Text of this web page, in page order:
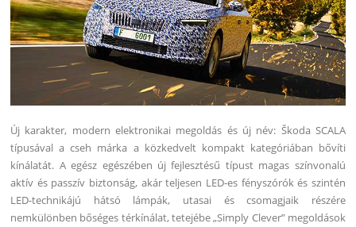
Új karakter, modern elektronikai megoldás és új név: Škoda SCALA
típusával a cseh márka a közkedvelt kompakt kategóriában bővíti
kínálatát. A egész egészében új fejlesztésű típust magas színvonalú
aktív és passzív biztonság, akár teljesen LED-es fényszórók és szintén
LED-technikájú hátsó lámpák, utasai és csomagjaik részére
nemkülönben bőséges térkínálat, tetejébe „Simply Clever” megoldások